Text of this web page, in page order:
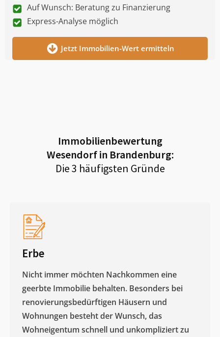
Auf Wunsch: Beratung zu Finanzierung
Express-Analyse möglich
Jetzt Immobilien-Wert ermitteln
Immobilienbewertung
Wesendorf in Brandenburg:
Die 3 häufigsten Gründe
Erbe
Nicht immer möchten Nachkommen eine
geerbte Immobilie behalten. Besonders bei
renovierungsbedürftigen Häusern und
Wohnungen besteht der Wunsch, das
Wohneigentum schnell und unkompliziert zu